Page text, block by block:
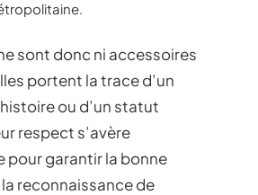
sont donc ni accessoires
portent la trace d’un
ou d’un statut
respect s’avère
pour garantir la bonne
reconnaissance de